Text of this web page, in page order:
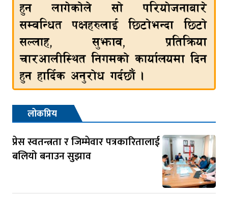
लोकप्रिय
प्रेस स्वतन्त्रता र जिम्मेवार पत्रकारितालाई
बलियो बनाउन सुझाव